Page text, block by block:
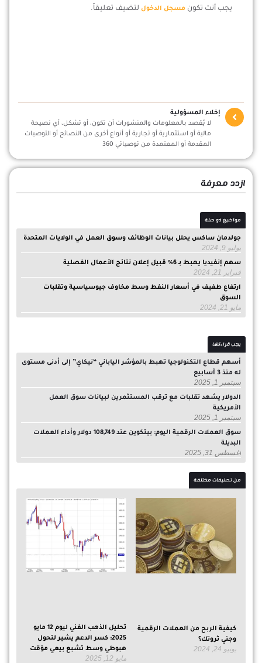
يجب أنت تكون مسجل الدخول لتضيف تعليقاً.
إخلاء المسؤولية
لا يُقصد بالمعلومات والمنشورات أن تكون، أو تشكل، أي نصيحة
مالية أو استثمارية أو تجارية أو أنواع أخرى من النصائح أو التوصيات
المقدمة أو المعتمدة من توصياتي 360
ازدد معرفة
مواضيع ذو صلة
جولدمان ساكس يحلل بيانات الوظائف وسوق العمل في الولايات المتحدة
يوليو 9, 2024
سهم إنفيديا يهبط بـ 6% قبيل إعلان نتائج الأعمال الفصلية
فبراير 21, 2024
ارتفاع طفيف في أسعار النفط وسط مخاوف جيوسياسية وتقلبات
السوق
مايو 21, 2024
يجب قراءتها
أسهم قطاع التكنولوجيا تهبط بالمؤشر الياباني “نيكاي” إلى أدنى مستوى
له منذ 3 أسابيع
سبتمبر 1, 2025
الدولار يشهد تقلبات مع ترقب المستثمرين لبيانات سوق العمل
الأمريكية
سبتمبر 1, 2025
سوق العملات الرقمية اليوم: بيتكوين عند 108,749 دولار وأداء العملات
البديلة
أغسطس 31, 2025
من تصنيفات مختلفة
كيفية الربح من العملات الرقمية
وجني ثروتك؟
يونيو 24, 2024
تحليل الذهب الفني ليوم 12 مايو
2025: كسر الدعم يشير لتحول
هبوطي وسط تشبع بيعي مؤقت
مايو 12, 2025